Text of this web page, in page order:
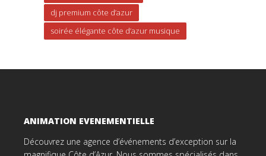
dj premium côte d’azur
soirée élégante côte d’azur musique
ANIMATION EVENEMENTIELLE
Découvrez une agence d’événements d’exception sur la